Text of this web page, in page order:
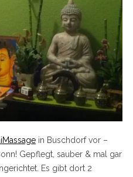
in Buschdorf vor –
Gepflegt, sauber & mal gar
Es gibt dort 2